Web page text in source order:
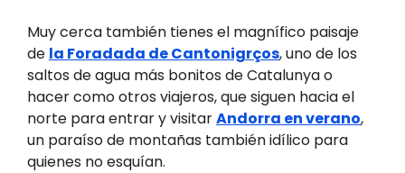
Muy cerca también tienes el magnífico paisaje
de la Foradada de Cantonigrços, uno de los
saltos de agua más bonitos de Catalunya o
hacer como otros viajeros, que siguen hacia el
norte para entrar y visitarAndorra en verano,
un paraíso de montañas también idílico para
quienes no esquían.